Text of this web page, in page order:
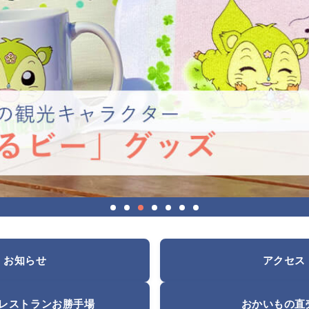
お知らせ アクセス
ストランお勝手場 おかいもの直